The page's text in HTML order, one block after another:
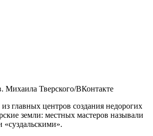
Михаила Тверского/ВКонтакте
главных центров создания недорогих
земли: местных мастеров называли
«суздальскими».